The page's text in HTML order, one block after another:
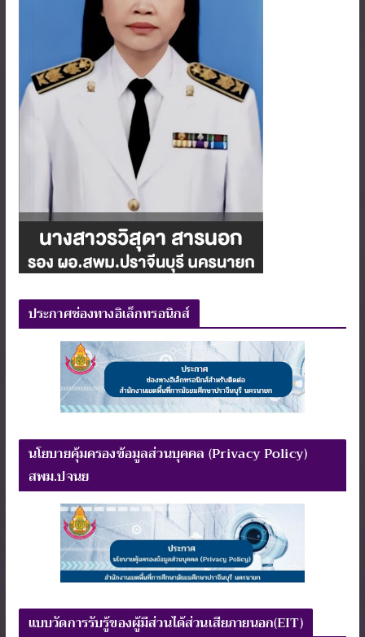
ประกาศช่องทางอิเล็กทรอนิกส์
นโยบายคุ้มครองข้อมูลส่วนบุคคล (Privacy Policy)
สพม.ปจนย
แบบวัดการรับรู้ของผู้มีส่วนได้ส่วนเสียภายนอก(EIT)